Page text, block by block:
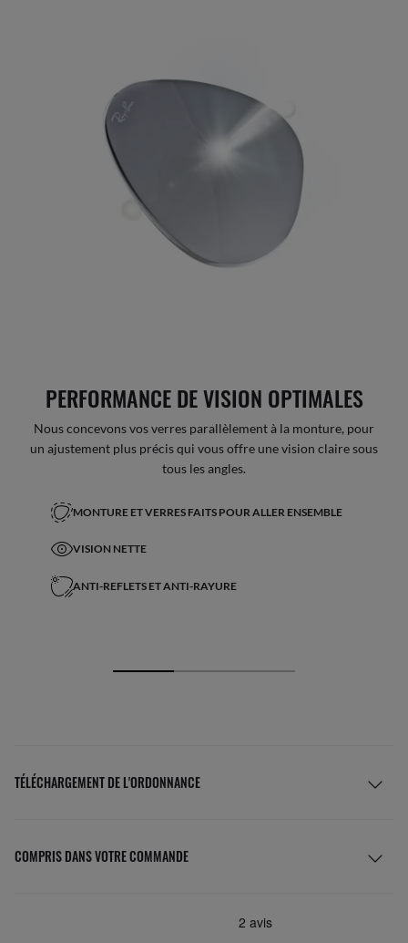
PERFORMANCE DE VISION OPTIMALES
Nous concevons vos verres parallèlement à la monture, pour
un ajustement plus précis qui vous offre une vision claire sous
tous les angles.
MONTURE ET VERRES FAITS POUR ALLER ENSEMBLE
VISION NETTE
ANTI-REFLETS ET ANTI-RAYURE
TÉLÉCHARGEMENT DE L'ORDONNANCE
COMPRIS DANS VOTRE COMMANDE